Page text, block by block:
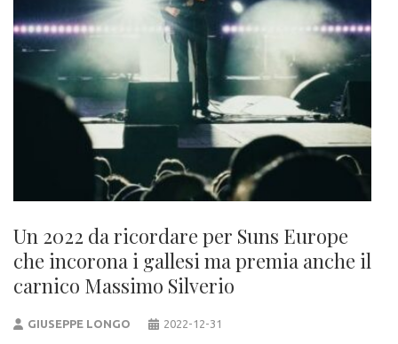
Un 2022 da ricordare per Suns Europe
che incorona i gallesi ma premia anche il
carnico Massimo Silverio
GIUSEPPE LONGO 2022-12-31